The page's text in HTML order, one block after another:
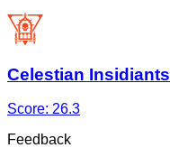
Celestian Insidiants
Score: 26.3
Feedback